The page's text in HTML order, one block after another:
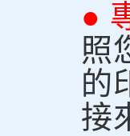
●
照
的
接